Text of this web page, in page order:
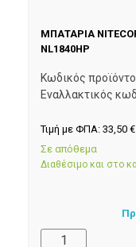
ΜΠΑΤΑΡΙΑ
NL1840HP
Κωδικός
Εναλλακτικός
Τιμή με ΦΠΑ: 33,50 €
Σε απόθεμα
Διαθέσιμο και στο